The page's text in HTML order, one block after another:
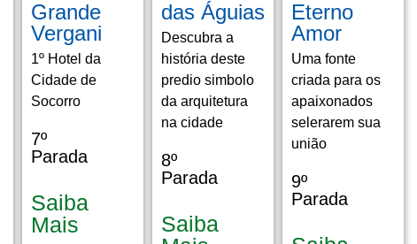
Grande
Vergani
1º Hotel da
Cidade de
Socorro
7º
Parada
Saiba
Mais
das Águias
Descubra a
história deste
predio simbolo
da arquitetura
na cidade
8º
Parada
Saiba
Eterno
Amor
Uma fonte
criada para os
apaixonados
selerarem sua
união
9º
Parada